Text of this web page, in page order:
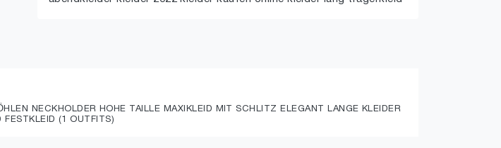
NECKHOLDER HOHE TAILLE MAXIKLEID MIT SCHLITZ ELEGANT LANGE KLEIDER
FESTKLEID (1 OUTFITS)